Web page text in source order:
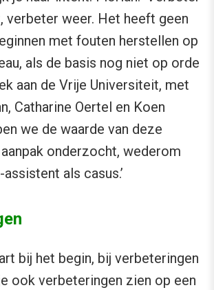
verbeter weer. Het heeft geen
met fouten herstellen op
als de basis nog niet op orde
aan de Vrije Universiteit, met
Catharine Oertel en Koen
we de waarde van deze
onderzocht, wederom
als casus.’
bij het begin, bij verbeteringen
ook verbeteringen zien op een